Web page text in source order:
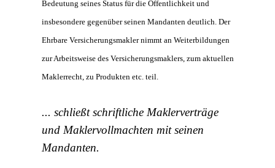
Bedeutung seines Status für die Öffentlichkeit und
insbesondere gegenüber seinen Mandanten deutlich. Der
Ehrbare Versicherungsmakler nimmt an Weiterbildungen
zur Arbeitsweise des Versicherungsmaklers, zum aktuellen
Maklerrecht, zu Produkten etc. teil.
... schließt schriftliche Maklerverträge
und Maklervollmachten mit seinen
Mandanten.